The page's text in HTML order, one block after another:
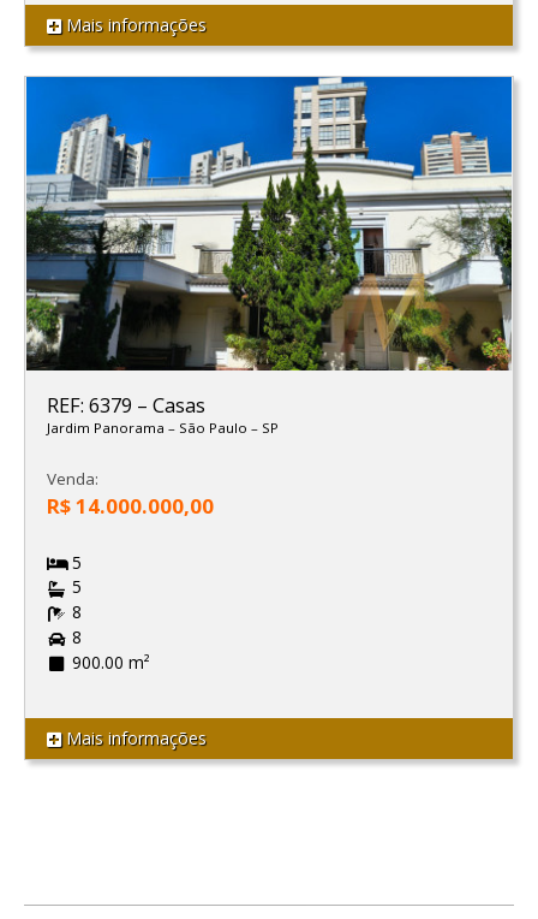
Mais informações
REF: 6379 – Casas
Jardim Panorama – São Paulo – SP
Venda:
R$ 14.000.000,00
5
5
8
8
900.00 m²
Mais informações